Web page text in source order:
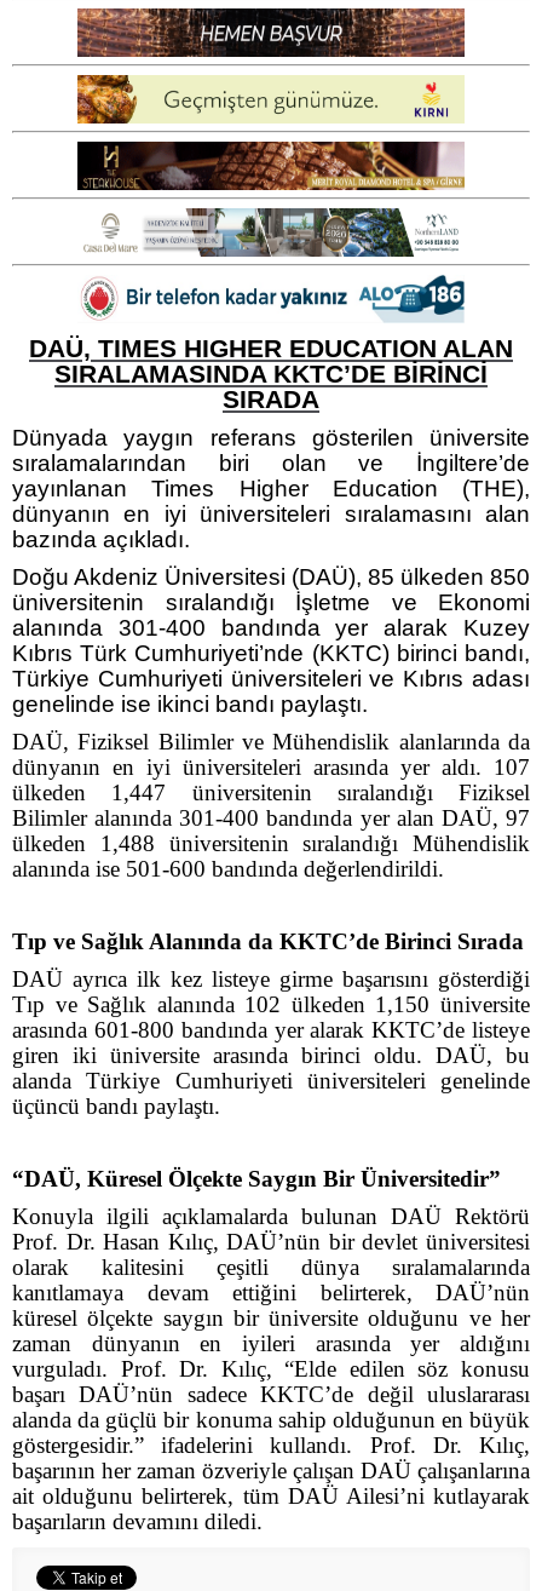
DAÜ, TIMES HIGHER EDUCATION ALAN
SIRALAMASINDA KKTC’DE BİRİNCİ
SIRADA
Dünyada yaygın referans gösterilen üniversite
sıralamalarından biri olan ve İngiltere’de
yayınlanan Times Higher Education (THE),
dünyanın en iyi üniversiteleri sıralamasını alan
bazında açıkladı.
Doğu Akdeniz Üniversitesi (DAÜ), 85 ülkeden 850
üniversitenin sıralandığı İşletme ve Ekonomi
alanında 301-400 bandında yer alarak Kuzey
Kıbrıs Türk Cumhuriyeti’nde (KKTC) birinci bandı,
Türkiye Cumhuriyeti üniversiteleri ve Kıbrıs adası
genelinde ise ikinci bandı paylaştı.
DAÜ, Fiziksel Bilimler ve Mühendislik alanlarında da
dünyanın en iyi üniversiteleri arasında yer aldı. 107
ülkeden 1,447 üniversitenin sıralandığı Fiziksel
Bilimler alanında 301-400 bandında yer alan DAÜ, 97
ülkeden 1,488 üniversitenin sıralandığı Mühendislik
alanında ise 501-600 bandında değerlendirildi.
Tıp ve Sağlık Alanında da KKTC’de Birinci Sırada
DAÜ ayrıca ilk kez listeye girme başarısını gösterdiği
Tıp ve Sağlık alanında 102 ülkeden 1,150 üniversite
arasında 601-800 bandında yer alarak KKTC’de listeye
giren iki üniversite arasında birinci oldu. DAÜ, bu
alanda Türkiye Cumhuriyeti üniversiteleri genelinde
üçüncü bandı paylaştı.
“DAÜ, Küresel Ölçekte Saygın Bir Üniversitedir”
Konuyla ilgili açıklamalarda bulunan DAÜ Rektörü
Prof. Dr. Hasan Kılıç, DAÜ’nün bir devlet üniversitesi
olarak kalitesini çeşitli dünya sıralamalarında
kanıtlamaya devam ettiğini belirterek, DAÜ’nün
küresel ölçekte saygın bir üniversite olduğunu ve her
zaman dünyanın en iyileri arasında yer aldığını
vurguladı. Prof. Dr. Kılıç, “Elde edilen söz konusu
başarı DAÜ’nün sadece KKTC’de değil uluslararası
alanda da güçlü bir konuma sahip olduğunun en büyük
göstergesidir.” ifadelerini kullandı. Prof. Dr. Kılıç,
başarının her zaman özveriyle çalışan DAÜ çalışanlarına
ait olduğunu belirterek, tüm DAÜ Ailesi’ni kutlayarak
başarıların devamını diledi.